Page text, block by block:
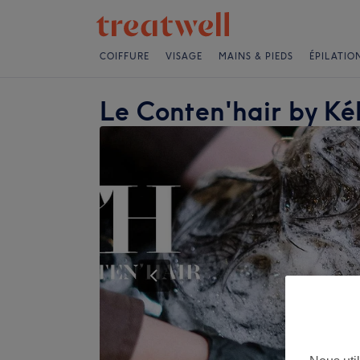
COIFFURE VISAGE MAINS & PIEDS ÉPILATION
Le Conten'hair by